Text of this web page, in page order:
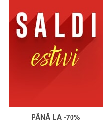
PÂNĂ LA -70%